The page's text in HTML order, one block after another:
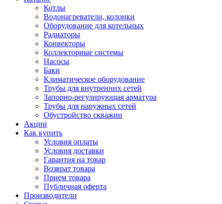
Котлы
Водонагреватели, колонки
Оборудование для котельных
Радиаторы
Конвекторы
Коллекторные системы
Насосы
Баки
Климатическое оборудование
Трубы для внутренних сетей
Запорно-регулирующая арматура
Трубы для наружных сетей
Обустройство скважин
Акции
Как купить
Условия оплаты
Условия доставки
Гарантия на товар
Возврат товара
Прием товара
Публичная оферта
Производители